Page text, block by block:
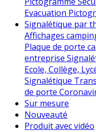
Evacuation
Signalétique par
Affichages
Plaque de porte
entreprise
Ecole, Collège,
Signalétique
de porte
Sur mesure
Nouveauté
Produit avec vidéo